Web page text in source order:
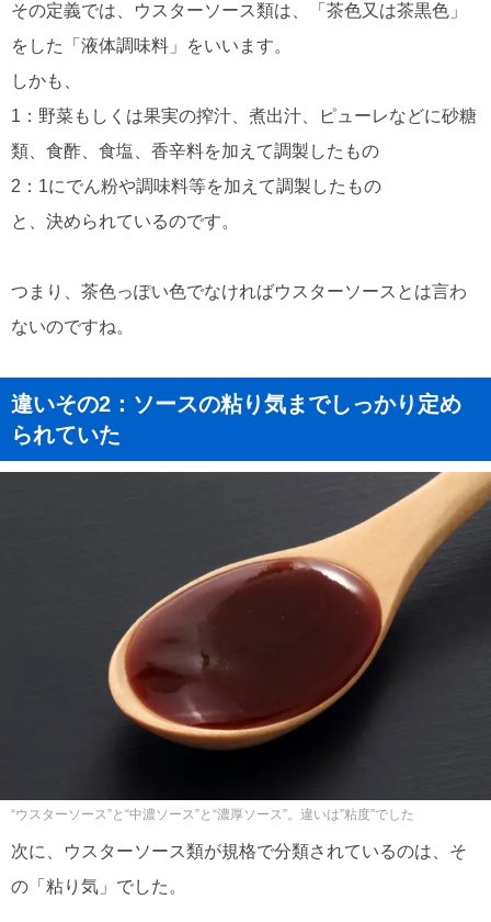
その定義では、ウスターソース類は、「茶色又は茶黒色」
をした「液体調味料」をいいます。
しかも、
1：野菜もしくは果実の搾汁、煮出汁、ピューレなどに砂糖
類、食酢、食塩、香辛料を加えて調製したもの
2：1にでん粉や調味料等を加えて調製したもの
と、決められているのです。
つまり、茶色っぽい色でなければウスターソースとは言わ
ないのですね。
違いその2：ソースの粘り気までしっかり定め
られていた
“ウスターソース”と“中濃ソース”と“濃厚ソース”。違いは”粘度”でした
次に、ウスターソース類が規格で分類されているのは、そ
の「粘り気」でした。